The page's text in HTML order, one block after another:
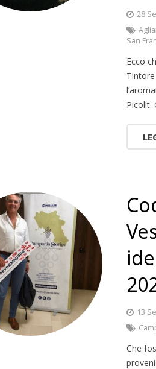
28
San
Ecco
Picolit.
13
Che